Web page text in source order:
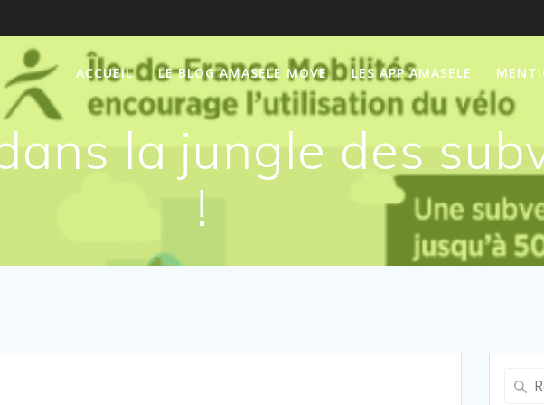
ACCUEIL LE BLOG AMASELE MOVE LES APP AMASELE
la jungle des
!